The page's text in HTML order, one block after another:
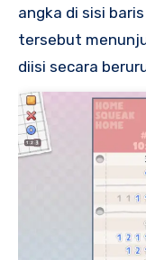
angka di sisi
tersebut
diisi secara